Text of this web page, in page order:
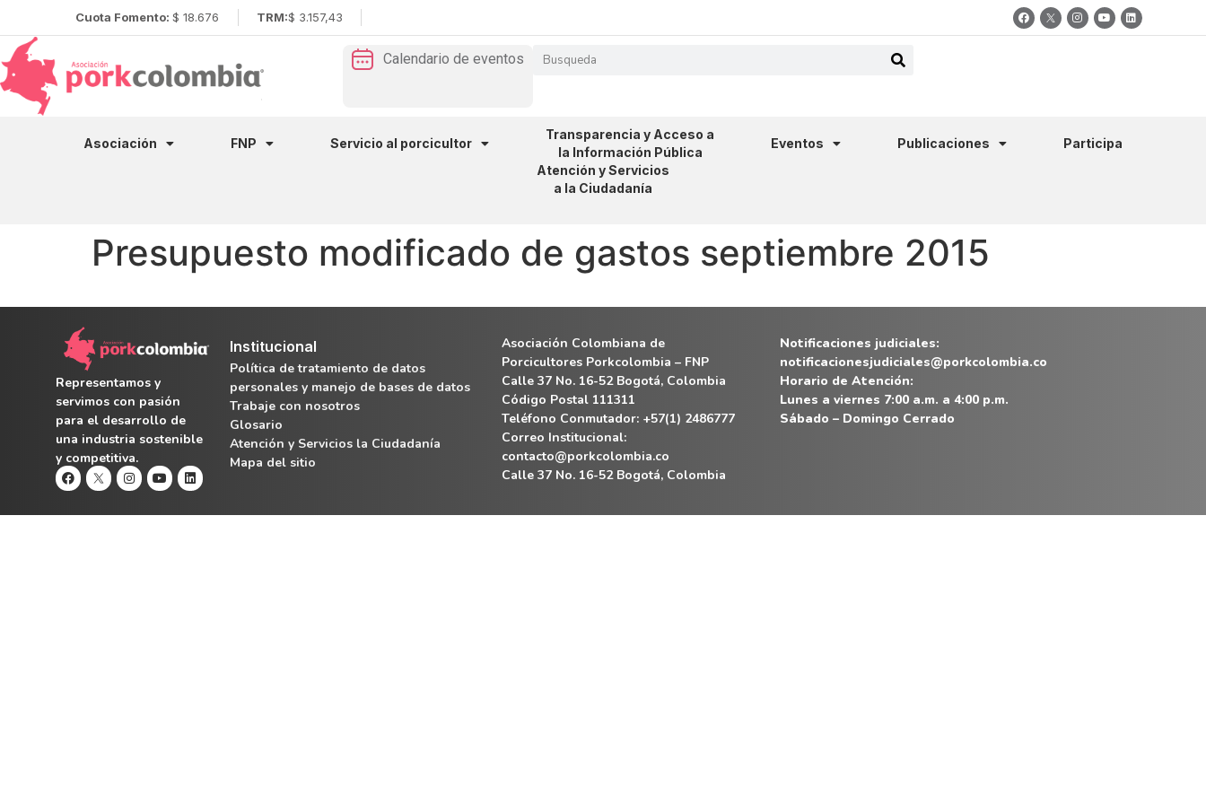
Cuota Fomento: $ 18.676 TRM:$ 3.157,43
Calendario de eventos
Asociación FNP Servicio al porcicultor
Transparencia y Acceso a
la Información Pública
Eventos Publicaciones
Participa
Atención y Servicios
a la Ciudadanía
Presupuesto modificado de gastos septiembre 2015
Representamos y
servimos con pasión
para el desarrollo de
una industria sostenible
y competitiva.
Institucional
Política de tratamiento de datos
personales y manejo de bases de datos
Trabaje con nosotros
Glosario
Atención y Servicios la Ciudadanía
Mapa del sitio
Asociación Colombiana de
Porcicultores Porkcolombia – FNP
Calle 37 No. 16-52 Bogotá, Colombia
Código Postal 111311
Teléfono Conmutador: +57(1) 2486777
Correo Institucional:
contacto@porkcolombia.co
Calle 37 No. 16-52 Bogotá, Colombia
Notificaciones judiciales:
notificacionesjudiciales@porkcolombia.co
Horario de Atención:
Lunes a viernes 7:00 a.m. a 4:00 p.m.
Sábado – Domingo Cerrado